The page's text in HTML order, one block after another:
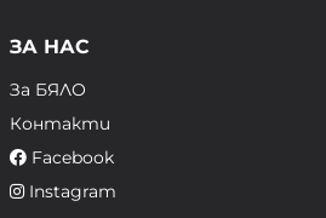
ЗА НАС
За БЯЛО
Контакти
Facebook
Instagram